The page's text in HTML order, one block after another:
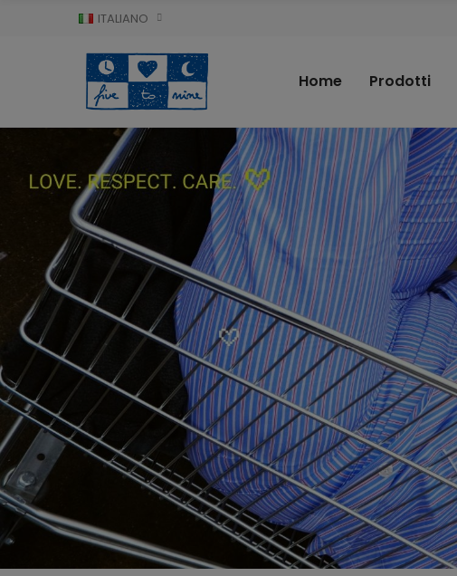
ITALIANO
Home Prodotti